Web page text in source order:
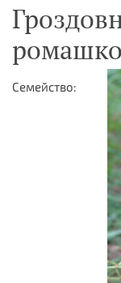
Семейство: